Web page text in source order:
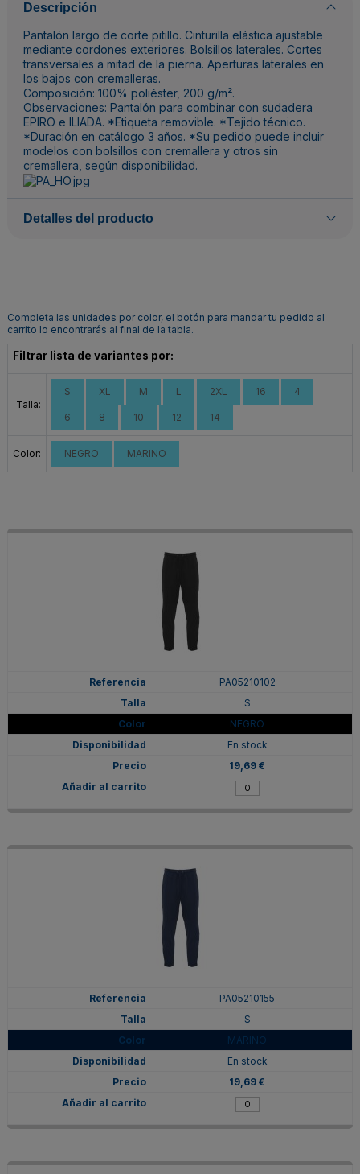
Descripción
Pantalón largo de corte pitillo. Cinturilla elástica ajustable
mediante cordones exteriores. Bolsillos laterales. Cortes
transversales a mitad de la pierna. Aperturas laterales en
los bajos con cremalleras.
Composición: 100% poliéster, 200 g/m².
Observaciones: Pantalón para combinar con sudadera
EPIRO e ILIADA. *Etiqueta removible. *Tejido técnico.
*Duración en catálogo 3 años. *Su pedido puede incluir
modelos con bolsillos con cremallera y otros sin
cremallera, según disponibilidad.
Detalles del producto
Completa las unidades por color, el botón para mandar tu pedido al
carrito lo encontrarás al final de la tabla.
Filtrar lista de variantes por:
Talla:
S XL M L 2XL 16 4
6 8 10 12 14
Color: NEGRO MARINO
PA05210102
S
NEGRO
En stock
19,69 €
PA05210155
S
MARINO
En stock
19,69 €